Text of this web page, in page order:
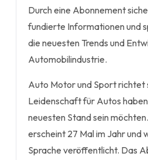
Durch eine Abonnement
fundierte Informationen und
die neuesten Trends und
Automobilindustrie.
Auto Motor und Sport richtet
Leidenschaft für Autos
neuesten Stand sein
erscheint 27 Mal im Jahr und
Sprache veröffentlicht. Das